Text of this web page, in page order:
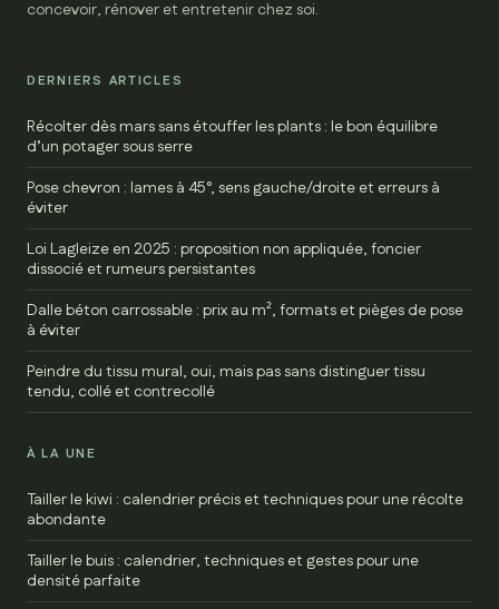
concevoir, rénover et entretenir chez soi.
DERNIERS ARTICLES
Récolter dès mars sans étouffer les plants : le bon équilibre
d’un potager sous serre
Pose chevron : lames à 45°, sens gauche/droite et erreurs à
éviter
Loi Lagleize en 2025 : proposition non appliquée, foncier
dissocié et rumeurs persistantes
Dalle béton carrossable : prix au m², formats et pièges de pose
à éviter
Peindre du tissu mural, oui, mais pas sans distinguer tissu
tendu, collé et contrecollé
À LA UNE
Tailler le kiwi : calendrier précis et techniques pour une récolte
abondante
Tailler le buis : calendrier, techniques et gestes pour une
densité parfaite